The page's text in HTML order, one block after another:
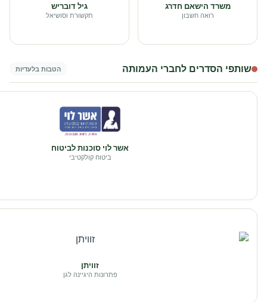
משרד הישאם חדרג
רואה חשבון
גיל דובריש
תקשורת וסושיאל
שותפי הסדרים לחברי העמותה הטבות בלעדיות
אשר לוי סוכנות לביטוח
ביטוח קולקטיבי
זוויתן
פתרונות היגיינה לגן